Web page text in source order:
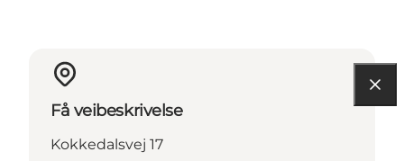
Få veibeskrivelse
Kokkedalsvej 17